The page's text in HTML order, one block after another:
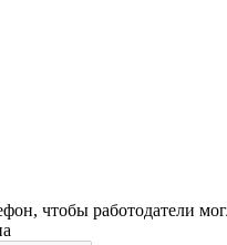
чтобы работодатели